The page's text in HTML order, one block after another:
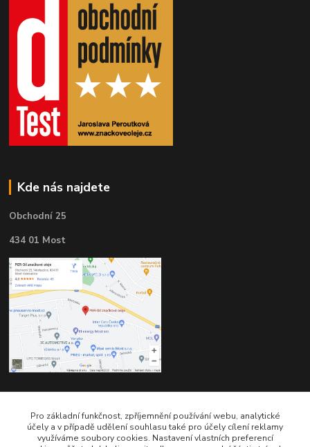
Kde nás najdete
Obchodní 25
434 01 Most
Kontakty
Pro základní funkčnost, zpříjemnění používání webu, analytické
účely a v případě udělení souhlasu také pro účely cílení reklamy
využíváme soubory cookies. Nastavení vlastních preferencí